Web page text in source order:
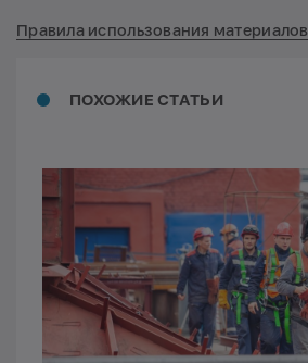
ПОХОЖИЕ СТАТЬИ
Правила использования материалов